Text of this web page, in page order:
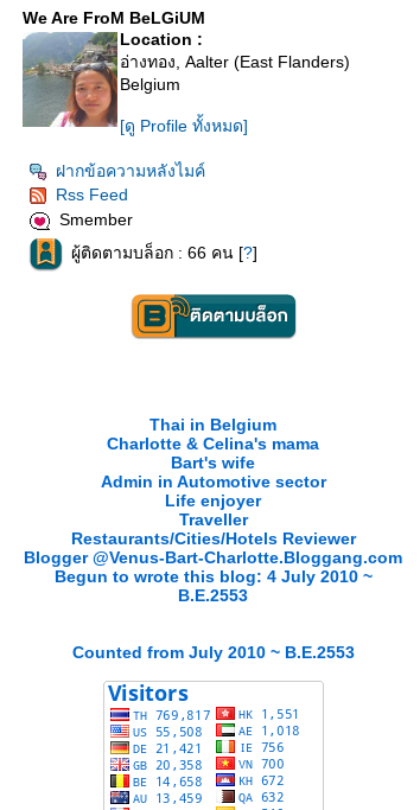
We Are FroM BeLGiUM
Location :
อ่างทอง, Aalter (East Flanders)
Belgium
[ดู Profile ทั้งหมด]
ฝากข้อความหลังไมค์
Rss Feed
Smember
ผู้ติดตามบล็อก : 66 คน [?]
Thai in Belgium
Charlotte & Celina's mama
Bart's wife
Admin in Automotive sector
Life enjoyer
Traveller
Restaurants/Cities/Hotels Reviewer
Blogger @Venus-Bart-Charlotte.Bloggang.com
Begun to wrote this blog: 4 July 2010 ~
B.E.2553
Counted from July 2010 ~ B.E.2553